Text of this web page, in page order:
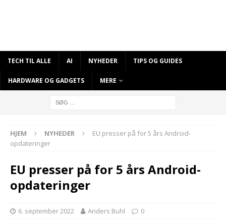
TECH TIL ALLE AI NYHEDER TIPS OG GUIDES
HARDWARE OG GADGETS MERE
HJEM NYHEDER
EU presser på for 5 års Android-
opdateringer
EU presser på for 5 års Android-
opdateringer
6. september 2022 Anders Buhl 0